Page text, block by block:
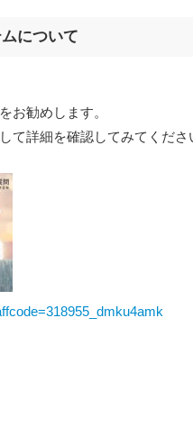
について
お勧めします。
て詳細を確認してみてくださ